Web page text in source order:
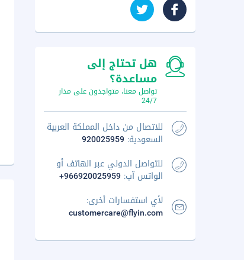
هل تحتاج إلى
مساعدة؟
تواصل معنا، متواجدون على مدار
24/7
للاتصال من داخل المملكة العربية
السعودية: 920025959
للتواصل الدولي عبر الهاتف أو
الواتس آب: +966920025959
لأي استفسارات أخرى:
customercare@flyin.com